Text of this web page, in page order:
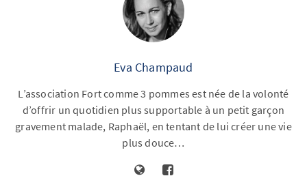
Eva Champaud
L’association Fort comme 3 pommes est née de la volonté
d’offrir un quotidien plus supportable à un petit garçon
gravement malade, Raphaël, en tentant de lui créer une vie
plus douce…